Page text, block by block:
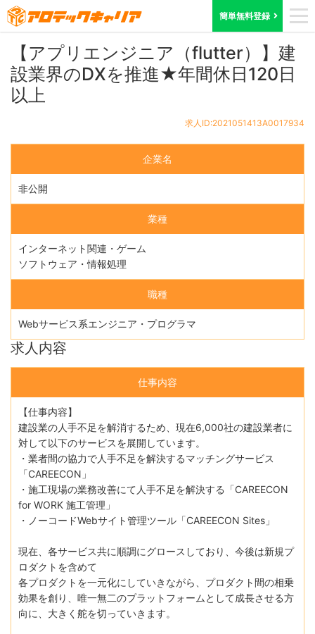
簡単無料登録
ホーム 求人検索 東京都 求人ID:2021051413A0017934
【アプリエンジニア（flutter）】建
設業界のDXを推進★年間休日120日
以上
求人ID:2021051413A0017934
企業名
非公開
業種
インターネット関連・ゲーム
ソフトウェア・情報処理
職種
Webサービス系エンジニア・プログラマ
求人内容
仕事内容
【仕事内容】
建設業の人手不足を解消するため、現在6,000社の建設業者に
対して以下のサービスを展開しています。
・業者間の協力で人手不足を解決するマッチングサービス
「CAREECON」
・施工現場の業務改善にて人手不足を解決する「CAREECON
for WORK 施工管理」
・ノーコードWebサイト管理ツール「CAREECON Sites」
現在、各サービス共に順調にグロースしており、今後は新規プ
ロダクトを含めて
各プロダクトを一元化にしていきながら、プロダクト間の相乗
効果を創り、唯一無二のプラットフォームとして成長させる方
向に、大きく舵を切っていきます。